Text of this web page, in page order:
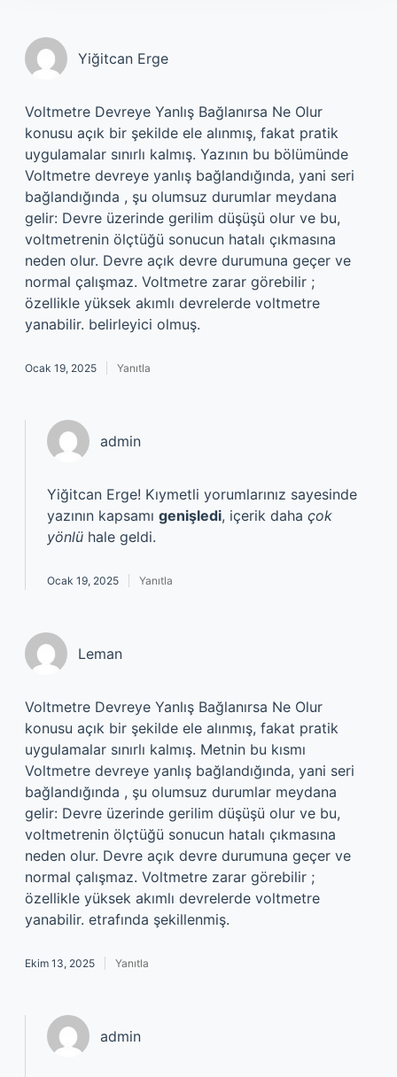
Yiğitcan Erge
Voltmetre Devreye Yanlış Bağlanırsa Ne Olur
konusu açık bir şekilde ele alınmış, fakat pratik
uygulamalar sınırlı kalmış. Yazının bu bölümünde
Voltmetre devreye yanlış bağlandığında, yani seri
bağlandığında , şu olumsuz durumlar meydana
gelir: Devre üzerinde gerilim düşüşü olur ve bu,
voltmetrenin ölçtüğü sonucun hatalı çıkmasına
neden olur. Devre açık devre durumuna geçer ve
normal çalışmaz. Voltmetre zarar görebilir ;
özellikle yüksek akımlı devrelerde voltmetre
yanabilir. belirleyici olmuş.
Ocak 19, 2025 Yanıtla
admin
Yiğitcan Erge! Kıymetli yorumlarınız sayesinde
yazının kapsamı genişledi, içerik daha çok
yönlü hale geldi.
Ocak 19, 2025 Yanıtla
Leman
Voltmetre Devreye Yanlış Bağlanırsa Ne Olur
konusu açık bir şekilde ele alınmış, fakat pratik
uygulamalar sınırlı kalmış. Metnin bu kısmı
Voltmetre devreye yanlış bağlandığında, yani seri
bağlandığında , şu olumsuz durumlar meydana
gelir: Devre üzerinde gerilim düşüşü olur ve bu,
voltmetrenin ölçtüğü sonucun hatalı çıkmasına
neden olur. Devre açık devre durumuna geçer ve
normal çalışmaz. Voltmetre zarar görebilir ;
özellikle yüksek akımlı devrelerde voltmetre
yanabilir. etrafında şekillenmiş.
Ekim 13, 2025 Yanıtla
admin